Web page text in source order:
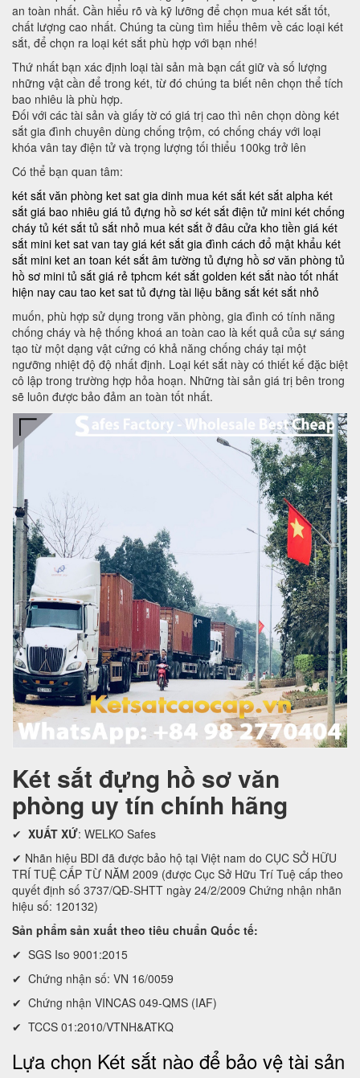
an toàn nhất. Cần hiểu rõ và kỹ lưỡng để chọn mua két sắt tốt,
chất lượng cao nhất. Chúng ta cùng tìm hiểu thêm về các loại két
sắt, để chọn ra loại két sắt phù hợp với bạn nhé!
Thứ nhất bạn xác định loại tài sản mà bạn cất giữ và số lượng
những vật cần để trong két, từ đó chúng ta biết nên chọn thể tích
bao nhiêu là phù hợp.
Đối với các tài sản và giấy tờ có giá trị cao thì nên chọn dòng két
sắt gia đình chuyên dùng chống trộm, có chống cháy với loại
khóa vân tay điện tử và trọng lượng tối thiểu 100kg trở lên
Có thể bạn quan tâm:
két sắt văn phòng ket sat gia dinh mua két sắt két sắt alpha két
sắt giá bao nhiêu giá tủ đựng hồ sơ két sắt điện tử mini két chống
cháy tủ két sắt tủ sắt nhỏ mua két sắt ở đâu cửa kho tiền giá két
sắt mini ket sat van tay giá két sắt gia đình cách đổ mật khẩu két
sắt mini ket an toan két sắt âm tường tủ đựng hồ sơ văn phòng tủ
hồ sơ mini tủ sắt giá rẻ tphcm két sắt golden két sắt nào tốt nhất
hiện nay cau tao ket sat tủ đựng tài liệu bằng sắt két sắt nhỏ
muốn, phù hợp sử dụng trong văn phòng, gia đình có tính năng
chống cháy và hệ thống khoá an toàn cao là kết quả của sự sáng
tạo từ một dạng vật cứng có khả năng chống cháy tại một
ngưỡng nhiệt độ độ nhất định. Loại két sắt này có thiết kế đặc biệt
cô lập trong trường hợp hỏa hoạn. Những tài sản giá trị bên trong
sẽ luôn được bảo đảm an toàn tốt nhất.
Két sắt đựng hồ sơ văn
phòng uy tín chính hãng
✔ XUẤT XỨ: WELKO Safes
✔ Nhãn hiệu BDI đã được bảo hộ tại Việt nam do CỤC SỞ HỮU
TRÍ TUỆ CẤP TỪ NĂM 2009 (được Cục Sở Hữu Trí Tuệ cấp theo
quyết định số 3737/QĐ-SHTT ngày 24/2/2009 Chứng nhận nhãn
hiệu số: 120132)
Sản phẩm sản xuất theo tiêu chuẩn Quốc tế:
✔ SGS Iso 9001:2015
✔ Chứng nhận số: VN 16/0059
✔ Chứng nhận VINCAS 049-QMS (IAF)
✔ TCCS 01:2010/VTNH&ATKQ
Lựa chọn Két sắt nào để bảo vệ tài sản